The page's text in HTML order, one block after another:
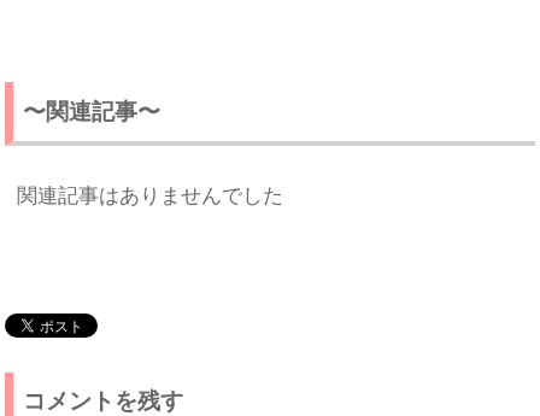
〜関連記事〜
関連記事はありませんでした
コメントを残す